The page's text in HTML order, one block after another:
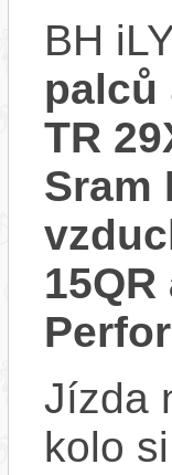
BH
palců
TR
Sram
Jízda
kolo